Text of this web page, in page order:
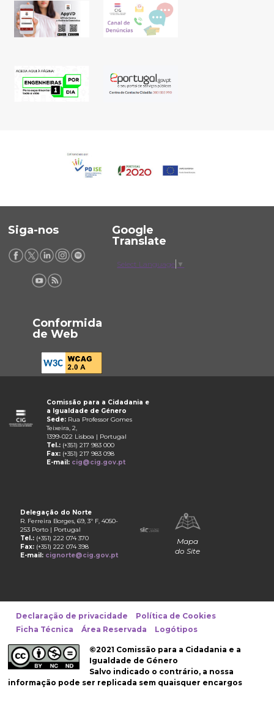
Siga-nos
Google
Translate
Select Language ▼
Conformida
de Web
Comissão para a Cidadania e
a Igualdade de Género
Sede: Rua Professor Gomes
Teixeira, 2,
1399-022 Lisboa | Portugal
Tel.: (+351) 217 983 000
Fax: (+351) 217 983 098
E-mail: cig@cig.gov.pt
Delegação do Norte
R. Ferreira Borges, 69, 3º F, 4050-
253 Porto | Portugal
Tel.: (+351) 222 074 370
Fax: (+351) 222 074 398
E-mail: cignorte@cig.gov.pt
Mapa
do Site
Declaração de privacidade
Política de Cookies
Ficha Técnica
Área Reservada Logótipos
©2021 Comissão para a Cidadania e a
Igualdade de Género
Salvo indicado o contrário, a nossa
informação pode ser replicada sem quaisquer encargos